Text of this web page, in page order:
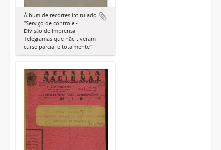
Álbum de recortes intitulado
“Serviço de controle -
Divisão de Imprensa -
Telegramas que não tiveram
curso parcial e totalmente”